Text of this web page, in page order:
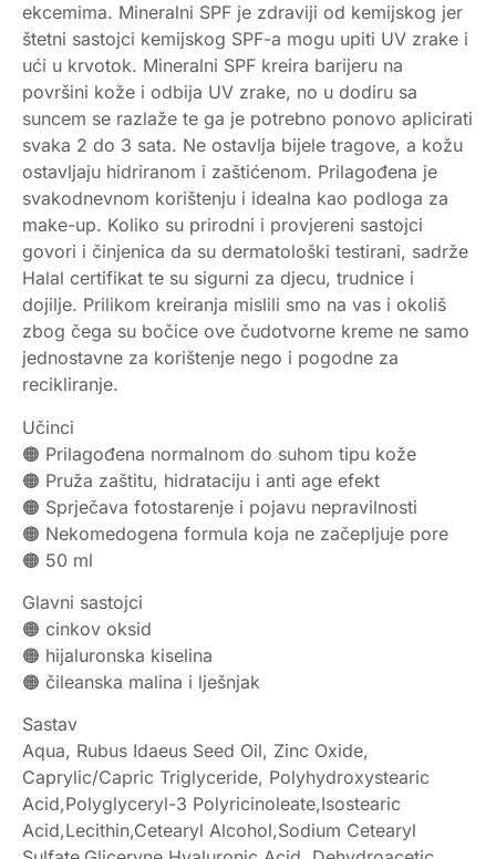
ekcemima. Mineralni SPF je zdraviji od kemijskog jer
štetni sastojci kemijskog SPF-a mogu upiti UV zrake i
ući u krvotok. Mineralni SPF kreira barijeru na
površini kože i odbija UV zrake, no u dodiru sa
suncem se razlaže te ga je potrebno ponovo aplicirati
svaka 2 do 3 sata. Ne ostavlja bijele tragove, a kožu
ostavljaju hidriranom i zaštićenom. Prilagođena je
svakodnevnom korištenju i idealna kao podloga za
make-up. Koliko su prirodni i provjereni sastojci
govori i činjenica da su dermatološki testirani, sadrže
Halal certifikat te su sigurni za djecu, trudnice i
dojilje. Prilikom kreiranja mislili smo na vas i okoliš
zbog čega su bočice ove čudotvorne kreme ne samo
jednostavne za korištenje nego i pogodne za
recikliranje.
Učinci
🟠 Prilagođena normalnom do suhom tipu kože
🟠 Pruža zaštitu, hidrataciju i anti age efekt
🟠 Sprječava fotostarenje i pojavu nepravilnosti
🟠 Nekomedogena formula koja ne začepljuje pore
🟠 50 ml
Glavni sastojci
🟠 cinkov oksid
🟠 hijaluronska kiselina
🟠 čileanska malina i lješnjak
Sastav
Aqua, Rubus Idaeus Seed Oil, Zinc Oxide,
Caprylic/Capric Triglyceride, Polyhydroxystearic
Acid,Polyglyceryl-3 Polyricinoleate,Isostearic
Acid,Lecithin,Cetearyl Alcohol,Sodium Cetearyl